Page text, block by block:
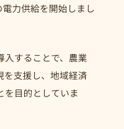
力供給を開始しまし
することで、農業
を支援し、地域経済
を目的としていま